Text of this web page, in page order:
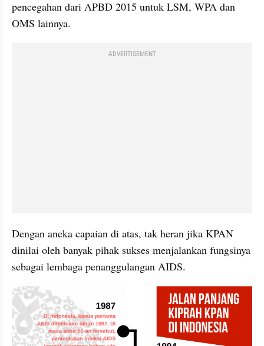
pencegahan dari APBD 2015 untuk LSM, WPA dan
OMS lainnya.
ADVERTISEMENT
Dengan aneka capaian di atas, tak heran jika KPAN
dinilai oleh banyak pihak sukses menjalankan fungsinya
sebagai lembaga penanggulangan AIDS.